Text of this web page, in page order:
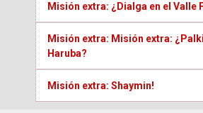
Misión extra: ¿Dialga en el Valle
Misión extra: Misión extra:
Haruba?
Misión extra: Shaymin!